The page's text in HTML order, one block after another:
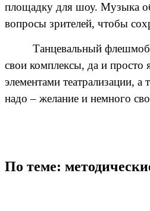
площадку для шоу. Музыка
вопросы зрителей, чтобы
Танцевальный флешмоб
свои комплексы, да и просто
элементами театрализации,
надо – желание и немного
По теме: